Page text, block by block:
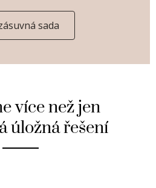
sada
více než jen
úložná řešení